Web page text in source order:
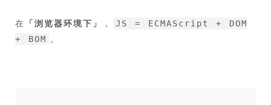
在 「浏览器环境下 」 ，
JS = ECMAScript + DOM
+ BOM
。